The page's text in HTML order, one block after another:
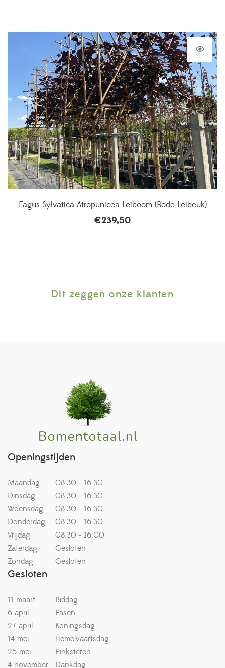
Fagus Sylvatica Atropunicea Leiboom (Rode Leibeuk)
€239,50
Dit zeggen onze klanten
Openingstijden
Maandag
08.30 - 16.30
Dinsdag
08.30 - 16.30
Woensdag
08.30 - 16.30
Donderdag
08.30 - 16.30
Vrijdag
08.30 - 16.00
Zaterdag
Gesloten
Zondag
Gesloten
Gesloten
11 maart
Biddag
6 april
Pasen
27 april
Koningsdag
14 mei
Hemelvaartsdag
25 mei
Pinksteren
4 november
Dankdag